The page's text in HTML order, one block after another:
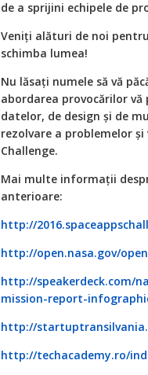
de a sprijini echipele de
Veniți alături de noi
schimba lumea!
Nu lăsați numele să vă
abordarea provocărilor
datelor, de design și de
rezolvare a problemelor
Challenge.
Mai multe informații
anterioare:
http://
http://open.nasa.gov/
http://speakerdeck.com/
mission-report-
http://
http://techacademy.ro/